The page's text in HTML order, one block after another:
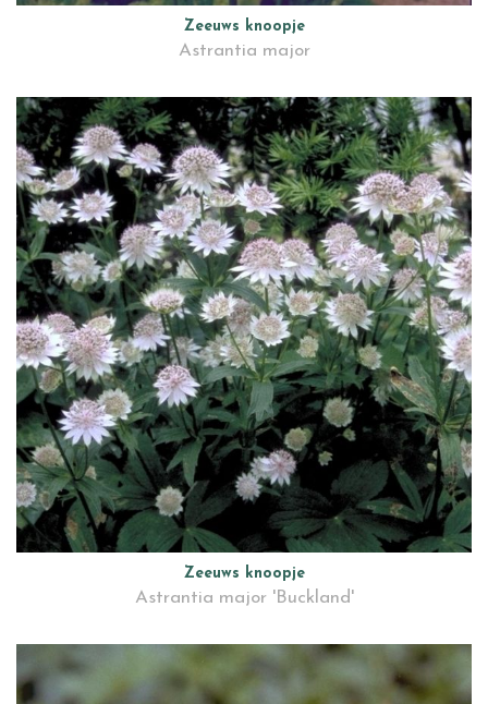
Zeeuws knoopje
Astrantia major
Zeeuws knoopje
Astrantia major 'Buckland'